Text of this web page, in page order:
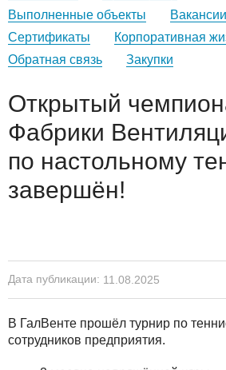
Выполненные объекты
Вакансии
Сертификаты
Корпоративная
Обратная связь
Закупки
Открытый
Фабрики
по настольному
завершён!
Дата публикации: 11.08.2025
В ГалВенте прошёл турнир по
сотрудников предприятия.